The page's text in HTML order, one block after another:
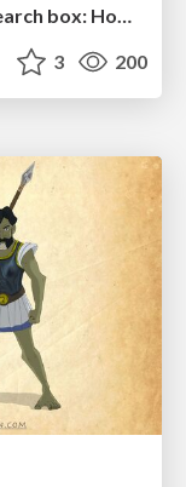
Beyond borders and beyond the search box: How to win the global "messy middle" with AI-driven SEO
3 200